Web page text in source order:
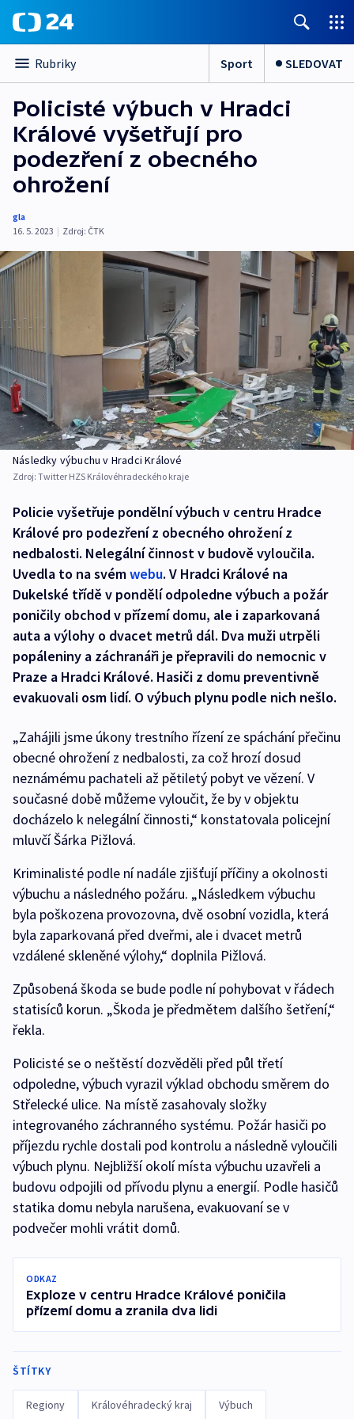
Rubriky Sport SLEDOVAT
Policisté výbuch v Hradci
Králové vyšetřují pro
podezření z obecného
ohrožení
gla
16. 5. 2023 | Zdroj: ČTK
Následky výbuchu v Hradci Králové
Zdroj: Twitter HZS Královéhradeckého kraje
Policie vyšetřuje pondělní výbuch v centru Hradce
Králové pro podezření z obecného ohrožení z
nedbalosti. Nelegální činnost v budově vyloučila.
Uvedla to na svémwebu. V Hradci Králové na
Dukelské třídě v pondělí odpoledne výbuch a požár
poničily obchod v přízemí domu, ale i zaparkovaná
auta a výlohy o dvacet metrů dál. Dva muži utrpěli
popáleniny a záchranáři je přepravili do nemocnic v
Praze a Hradci Králové. Hasiči z domu preventivně
evakuovali osm lidí. O výbuch plynu podle nich nešlo.
„Zahájili jsme úkony trestního řízení ze spáchání přečinu
obecné ohrožení z nedbalosti, za což hrozí dosud
neznámému pachateli až pětiletý pobyt ve vězení. V
současné době můžeme vyloučit, že by v objektu
docházelo k nelegální činnosti,“ konstatovala policejní
mluvčí Šárka Pižlová.
Kriminalisté podle ní nadále zjišťují příčiny a okolnosti
výbuchu a následného požáru. „Následkem výbuchu
byla poškozena provozovna, dvě osobní vozidla, která
byla zaparkovaná před dveřmi, ale i dvacet metrů
vzdálené skleněné výlohy,“ doplnila Pižlová.
Způsobená škoda se bude podle ní pohybovat v řádech
statisíců korun. „Škoda je předmětem dalšího šetření,“
řekla.
Policisté se o neštěstí dozvěděli před půl třetí
odpoledne, výbuch vyrazil výklad obchodu směrem do
Střelecké ulice. Na místě zasahovaly složky
integrovaného záchranného systému. Požár hasiči po
příjezdu rychle dostali pod kontrolu a následně vyloučili
výbuch plynu. Nejbližší okolí místa výbuchu uzavřeli a
budovu odpojili od přívodu plynu a energií. Podle hasičů
statika domu nebyla narušena, evakuovaní se v
podvečer mohli vrátit domů.
ODKAZ
Exploze v centru Hradce Králové poničila
přízemí domu a zranila dva lidi
ŠTÍTKY
Regiony Královéhradecký kraj Výbuch